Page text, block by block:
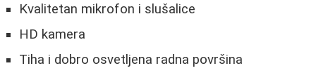
Kvalitetan mikrofon i slušalice
HD kamera
Tiha i dobro osvetljena radna površina